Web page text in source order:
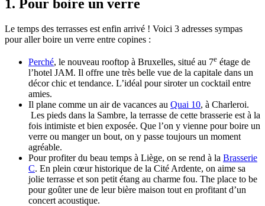
1. Pour boire un verre
Le temps des terrasses est enfin arrivé ! Voici 3 adresses sympas
pour aller boire un verre entre copines :
Perché, le nouveau rooftop à Bruxelles, situé au 7e étage de
l’hotel JAM. Il offre une très belle vue de la capitale dans un
décor chic et tendance. L’idéal pour siroter un cocktail entre
amies.
Il plane comme un air de vacances au Quai 10, à Charleroi.
Les pieds dans la Sambre, la terrasse de cette brasserie est à la
fois intimiste et bien exposée. Que l’on y vienne pour boire un
verre ou manger un bout, on y passe toujours un moment
agréable.
Pour profiter du beau temps à Liège, on se rend à la Brasserie
C. En plein cœur historique de la Cité Ardente, on aime sa
jolie terrasse et son petit étang au charme fou. The place to be
pour goûter une de leur bière maison tout en profitant d’un
concert acoustique.